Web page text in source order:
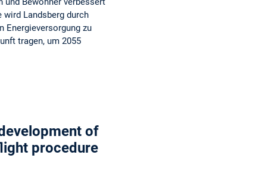
wird Landsberg durch
Energieversorgung zu
tragen, um 2055
of
procedure